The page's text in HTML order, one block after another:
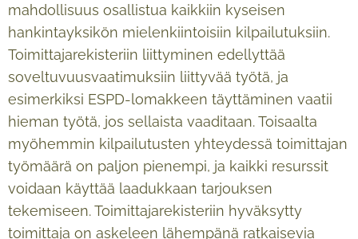
mahdollisuus osallistua kaikkiin kyseisen
hankintayksikön mielenkiintoisiin kilpailutuksiin.
Toimittajarekisteriin liittyminen edellyttää
soveltuvuusvaatimuksiin liittyvää työtä, ja
esimerkiksi ESPD-lomakkeen täyttäminen vaatii
hieman työtä, jos sellaista vaaditaan. Toisaalta
myöhemmin kilpailutusten yhteydessä toimittajan
työmäärä on paljon pienempi, ja kaikki resurssit
voidaan käyttää laadukkaan tarjouksen
tekemiseen. Toimittajarekisteriin hyväksytty
toimittaja on askeleen lähempänä ratkaisevia